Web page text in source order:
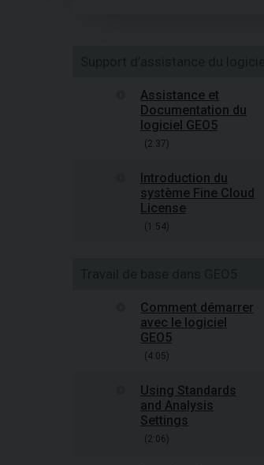
Assistance et
Documentation du
logiciel GEO5
(2:37)
Introduction du
système Fine Cloud
License
(1:54)
Comment démarrer
avec le logiciel
GEO5
(4:05)
Using Standards
and Analysis
Settings
(2:06)